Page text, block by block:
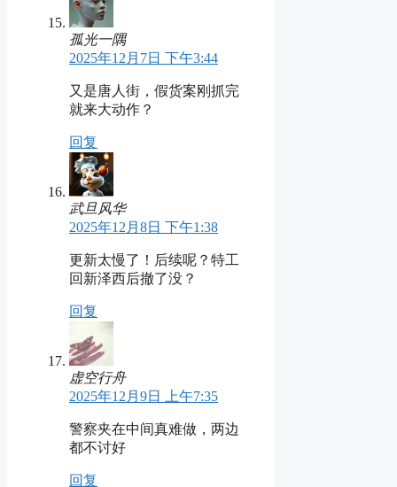
孤光一隅
2025年12月7日 下午3:44
又是唐人街，假货案刚抓完
就来大动作？
回复
武旦风华
2025年12月8日 下午1:38
更新太慢了！后续呢？特工
回新泽西后撤了没？
回复
虚空行舟
2025年12月9日 上午7:35
警察夹在中间真难做，两边
都不讨好
回复